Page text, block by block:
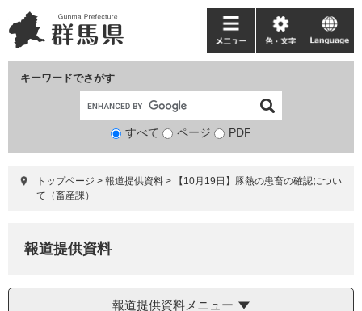
ー
ジ
ニ
ュ
て
キーワードでさがす
検
象
すべて ページ PDF
メ
ニ
ー
色・
文
language
トップページ > 報道提供資料 >
【10月19日】豚熱の患畜の確認につい
て（畜産課）
報道提供資料
報道提供資料メニュー